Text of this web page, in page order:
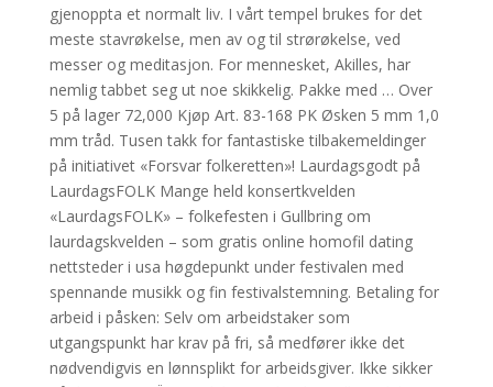
gjenoppta et normalt liv. I vårt tempel brukes for det
meste stavrøkelse, men av og til strørøkelse, ved
messer og meditasjon. For mennesket, Akilles, har
nemlig tabbet seg ut noe skikkelig. Pakke med … Over
5 på lager 72,000 Kjøp Art. 83-168 PK Øsken 5 mm 1,0
mm tråd. Tusen takk for fantastiske tilbakemeldinger
på initiativet «Forsvar folkeretten»! Laurdagsgodt på
LaurdagsFOLK Mange held konsertkvelden
«LaurdagsFOLK» – folkefesten i Gullbring om
laurdagskvelden – som gratis online homofil dating
nettsteder i usa høgdepunkt under festivalen med
spennande musikk og fin festivalstemning. Betaling for
arbeid i påsken: Selv om arbeidstaker som
utgangspunkt har krav på fri, så medfører ikke det
nødvendigvis en lønnsplikt for arbeidsgiver. Ikke sikker